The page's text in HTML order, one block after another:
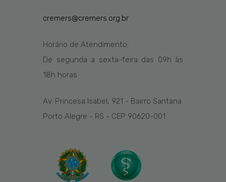
cremers@cremers.org.br
Horário de Atendimento:
De segunda a sexta-feira das 09h às
18h horas
Av. Princesa Isabel, 921 - Bairro Santana
Porto Alegre - RS - CEP 90620-001